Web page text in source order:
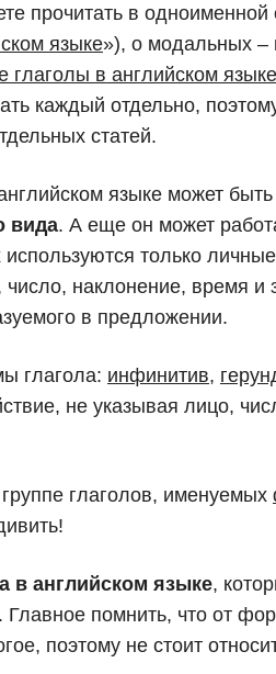
прочитать в одноименной
языке»), о модальных –
глаголы в английском языке
каждый отдельно,
статей.
языке может быть
вида. А еще он может
используются только
наклонение, время и
в предложении.
глагола: инфинитив,
не указывая лицо,
глаголов, именуемых
в английском языке,
помнить, что от
поэтому не стоит